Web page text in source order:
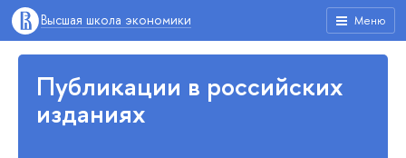
Меню
Высшая школа экономики
Публикации в российских
изданиях